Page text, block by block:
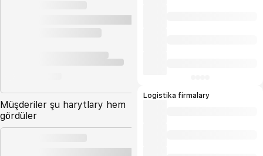
Müşderiler şu harytlary hem
gördüler
Logistika firmalary